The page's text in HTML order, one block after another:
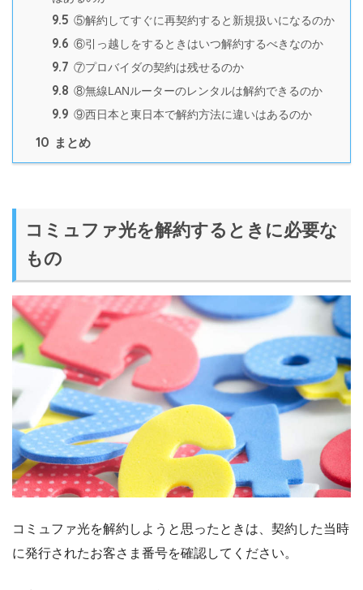
9.5 ⑤解約してすぐに再契約すると新規扱いになるのか
9.6 ⑥引っ越しをするときはいつ解約するべきなのか
9.7 ⑦プロバイダの契約は残せるのか
9.8 ⑧無線LANルーターのレンタルは解約できるのか
9.9 ⑨西日本と東日本で解約方法に違いはあるのか
10 まとめ
コミュファ光を解約するときに必要な
もの
コミュファ光を解約しようと思ったときは、契約した当時
に発行されたお客さま番号を確認してください。